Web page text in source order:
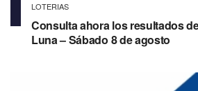
LOTERIAS
Consulta ahora los resultados
Luna – Sábado 8 de agosto